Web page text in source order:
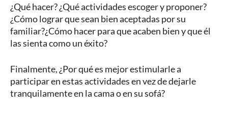
¿Qué hacer? ¿Qué actividades escoger y proponer?
¿Cómo lograr que sean bien aceptadas por su
familiar?¿Cómo hacer para que acaben bien y que él
las sienta como un éxito?
Finalmente, ¿Por qué es mejor estimularle a
participar en estas actividades en vez de dejarle
tranquilamente en la cama o en su sofá?